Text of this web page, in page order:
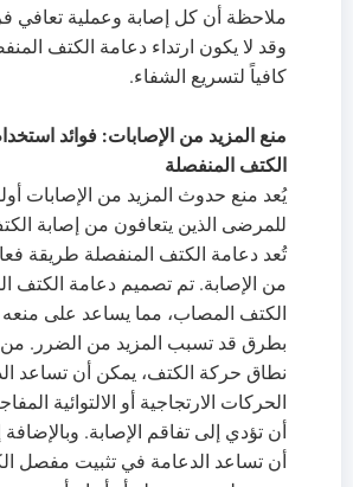
ملاحظة أن كل إصابة وعملية تعافي
وقد لا يكون ارتداء دعامة الكتف
كافياً لتسريع الشفاء.
منع المزيد من الإصابات: فوائد
الكتف المنفصلة
يُعد منع حدوث المزيد من الإصابات
للمرضى الذين يتعافون من إصابة
تُعد دعامة الكتف المنفصلة طريقة
من الإصابة. تم تصميم دعامة الكتف
الكتف المصاب، مما يساعد على
بطرق قد تسبب المزيد من الضرر.
نطاق حركة الكتف، يمكن أن تساعد
الحركات الارتجاجية أو الالتوائية
أن تؤدي إلى تفاقم الإصابة.
أن تساعد الدعامة في تثبيت مفصل